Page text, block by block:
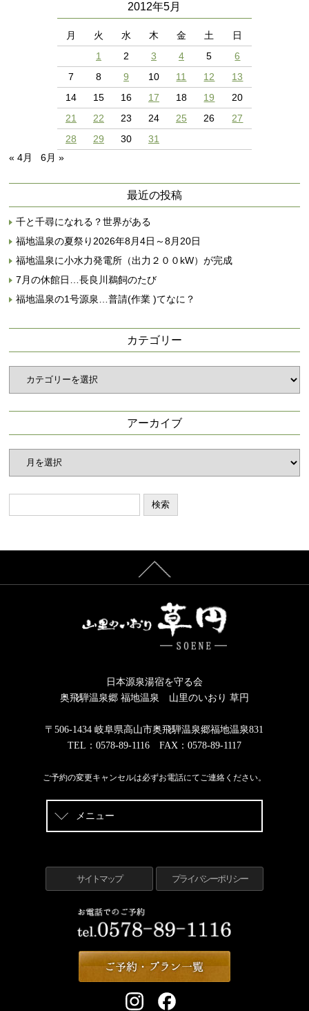
2012年5月
月 火 水 木 金 土 日
1 2 3 4 5
6
7
8 9 10 11 12
13
14
15 16 17 18 19
20
21
22 23 24 25 26
27
28
29 30 31
« 4月 6月 »
最近の投稿
千と千尋になれる？世界がある
福地温泉の夏祭り2026年8月4日～8月20日
福地温泉に小水力発電所（出力２００kW）が完成
7月の休館日…長良川鵜飼のたび
福地温泉の1号源泉…普請(作業 )てなに？
カテゴリー
カ
リ
アーカイブ
ア
イ
日本源泉湯宿を守る会
奥飛騨温泉郷 福地温泉 山里のいおり 草円
〒506-1434 岐阜県高山市奥飛騨温泉郷福地温泉831
TEL：0578-89-1116 FAX：0578-89-1117
ご予約の変更キャンセルは必ずお電話にてご連絡ください。
メニュー
サイトマップ プライバシーポリシー